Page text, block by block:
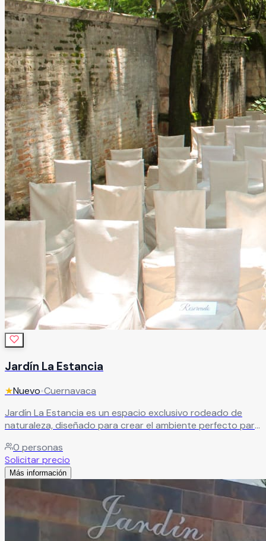
Jardín La Estancia
★Nuevo•Cuernavaca
Jardín La Estancia es un espacio exclusivo rodeado de
naturaleza, diseñado para crear el ambiente perfecto para
atmósfera elegante, tranquila y llena de encanto, este
hermoso jardín combina áreas verdes, privacidad y
espacios versátiles ideales para bodas, XV años,
aniversarios, graduaciones, eventos corporativos y
reuniones sociales.Leer más
0 personas
Solicitar precio
Más información